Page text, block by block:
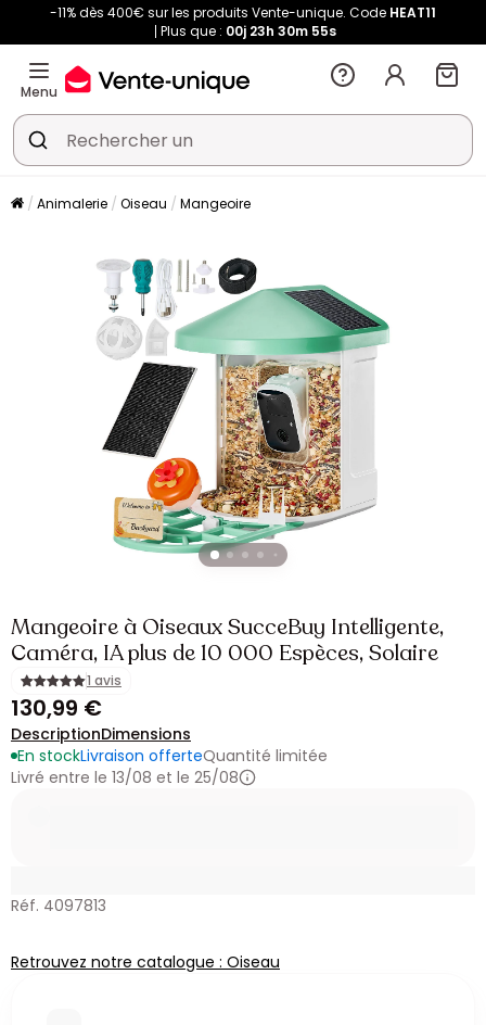
-11% dès 400€ sur les produits Vente-unique. Code HEAT11
Plus que : 00j 23h 30m 55s
Menu
Animalerie Oiseau Mangeoire
Mangeoire à Oiseaux SucceBuy Intelligente,
Caméra, IA plus de 10 000 Espèces, Solaire
1 avis
130,99 €
DescriptionDimensions
En stockLivraison offerteQuantité limitée
Livré entre le 13/08 et le 25/08
Réf. 4097813
Retrouvez notre catalogue : Oiseau